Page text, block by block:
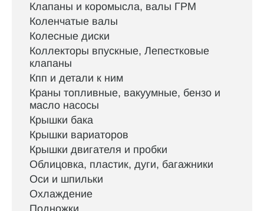
Клапаны и коромысла, валы ГРМ
Коленчатые валы
Колесные диски
Коллекторы впускные, Лепестковые
клапаны
Кпп и детали к ним
Краны топливные, вакуумные, бензо и
масло насосы
Крышки бака
Крышки вариаторов
Крышки двигателя и пробки
Облицовка, пластик, дуги, багажники
Оси и шпильки
Охлаждение